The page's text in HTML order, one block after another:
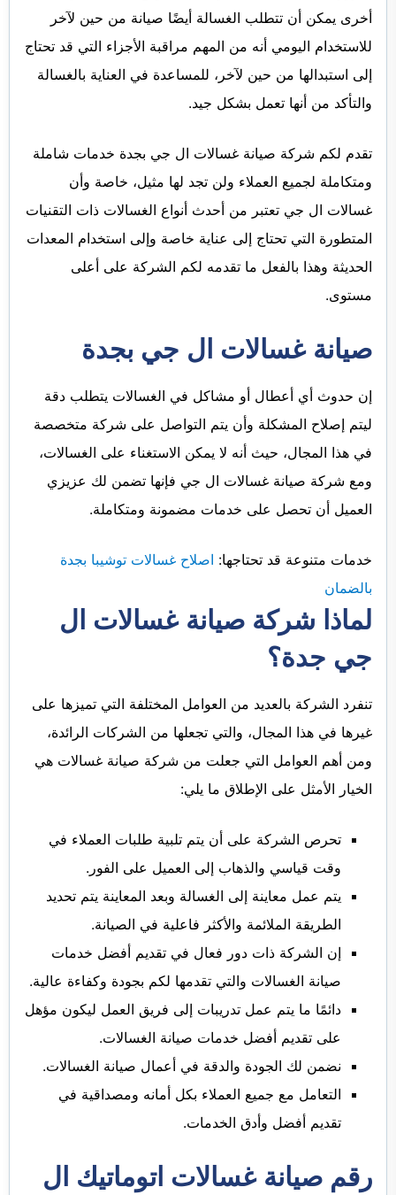
أخرى يمكن أن تتطلب الغسالة أيضًا صيانة من حين لآخر
للاستخدام اليومي أنه من المهم مراقبة الأجزاء التي قد تحتاج
إلى استبدالها من حين لآخر، للمساعدة في العناية بالغسالة
والتأكد من أنها تعمل بشكل جيد.
تقدم لكم شركة صيانة غسالات ال جي بجدة خدمات شاملة
ومتكاملة لجميع العملاء ولن تجد لها مثيل، خاصة وأن
غسالات ال جي تعتبر من أحدث أنواع الغسالات ذات التقنيات
المتطورة التي تحتاج إلى عناية خاصة وإلى استخدام المعدات
الحديثة وهذا بالفعل ما تقدمه لكم الشركة على أعلى
مستوى.
صيانة غسالات ال جي بجدة
إن حدوث أي أعطال أو مشاكل في الغسالات يتطلب دقة
ليتم إصلاح المشكلة وأن يتم التواصل على شركة متخصصة
في هذا المجال، حيث أنه لا يمكن الاستغناء على الغسالات،
ومع شركة صيانة غسالات ال جي فإنها تضمن لك عزيزي
العميل أن تحصل على خدمات مضمونة ومتكاملة.
خدمات متنوعة قد تحتاجها: اصلاح غسالات توشيبا بجدة
بالضمان
لماذا شركة صيانة غسالات ال
جي جدة؟
تنفرد الشركة بالعديد من العوامل المختلفة التي تميزها على
غيرها في هذا المجال، والتي تجعلها من الشركات الرائدة،
ومن أهم العوامل التي جعلت من شركة صيانة غسالات هي
الخيار الأمثل على الإطلاق ما يلي:
تحرص الشركة على أن يتم تلبية طلبات العملاء في
وقت قياسي والذهاب إلى العميل على الفور.
يتم عمل معاينة إلى الغسالة وبعد المعاينة يتم تحديد
الطريقة الملائمة والأكثر فاعلية في الصيانة.
إن الشركة ذات دور فعال في تقديم أفضل خدمات
صيانة الغسالات والتي تقدمها لكم بجودة وكفاءة عالية.
دائمًا ما يتم عمل تدريبات إلى فريق العمل ليكون مؤهل
على تقديم أفضل خدمات صيانة الغسالات.
نضمن لك الجودة والدقة في أعمال صيانة الغسالات.
التعامل مع جميع العملاء بكل أمانه ومصداقية في
تقديم أفضل وأدق الخدمات.
رقم صيانة غسالات اتوماتيك ال